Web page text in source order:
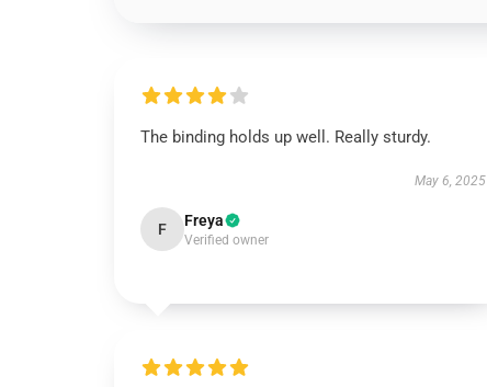
The binding holds up well. Really sturdy.
May 6, 2025
F Freya
Verified owner